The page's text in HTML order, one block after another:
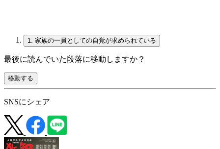
1. 家族の一員としての自覚が求められている
最後に読んでいた段落に移動しますか？
移動する
SNSにシェア